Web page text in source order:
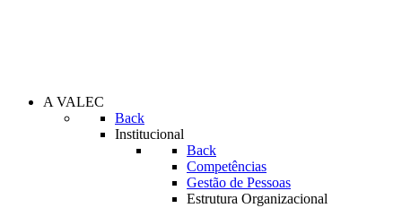
A VALEC
Back
Institucional
Back
Competências
Gestão de Pessoas
Estrutura Organizacional